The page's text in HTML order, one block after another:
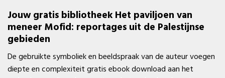
Jouw gratis bibliotheek Het paviljoen van
meneer Mofid: reportages uit de Palestijnse
gebieden
De gebruikte symboliek en beeldspraak van de auteur voegen
diepte en complexiteit gratis ebook download aan het